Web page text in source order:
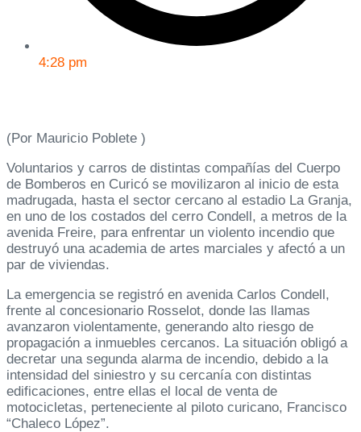
4:28 pm
(Por Mauricio Poblete )
Voluntarios y carros de distintas compañías del Cuerpo
de Bomberos en Curicó se movilizaron al inicio de esta
madrugada, hasta el sector cercano al estadio La Granja,
en uno de los costados del cerro Condell, a metros de la
avenida Freire, para enfrentar un violento incendio que
destruyó una academia de artes marciales y afectó a un
par de viviendas.
La emergencia se registró en avenida Carlos Condell,
frente al concesionario Rosselot, donde las llamas
avanzaron violentamente, generando alto riesgo de
propagación a inmuebles cercanos. La situación obligó a
decretar una segunda alarma de incendio, debido a la
intensidad del siniestro y su cercanía con distintas
edificaciones, entre ellas el local de venta de
motocicletas, perteneciente al piloto curicano, Francisco
“Chaleco López”.